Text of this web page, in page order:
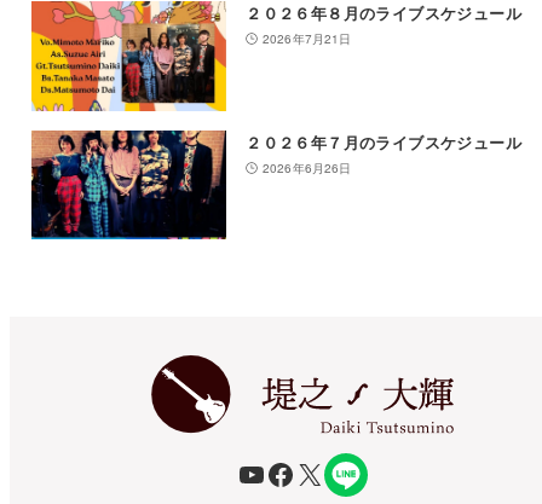
２０２６年８月のライブスケジュール
2026年7月21日
２０２６年７月のライブスケジュール
2026年6月26日
YouTube
Facebook
X